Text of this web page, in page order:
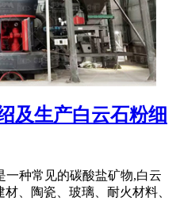
及生产白云石粉细
一种常见的碳酸盐矿物,白云
、陶瓷、玻璃、耐火材料、